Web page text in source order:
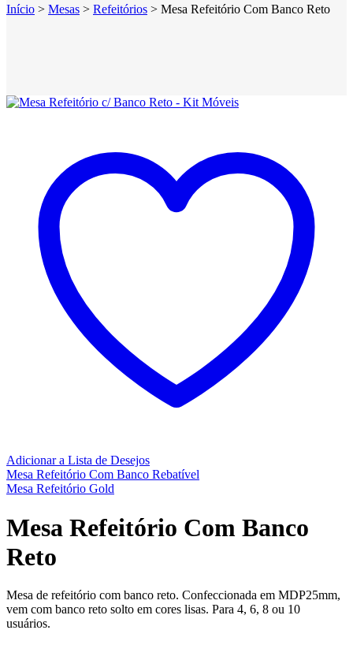
Início > Mesas > Refeitórios > Mesa Refeitório Com Banco Reto
Adicionar a Lista de Desejos
Mesa Refeitório Com Banco Rebatível
Mesa Refeitório Gold
Mesa Refeitório Com Banco
Reto
Mesa de refeitório com banco reto. Confeccionada em MDP25mm,
vem com banco reto solto em cores lisas. Para 4, 6, 8 ou 10
usuários.